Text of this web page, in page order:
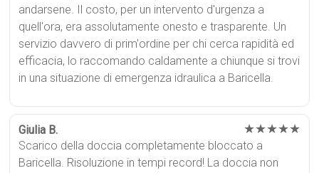
andarsene. Il costo, per un intervento d'urgenza a
quell'ora, era assolutamente onesto e trasparente. Un
servizio davvero di prim'ordine per chi cerca rapidità ed
efficacia, lo raccomando caldamente a chiunque si trovi
in una situazione di emergenza idraulica a Baricella.
Giulia B. ★★★★★
Scarico della doccia completamente bloccato a
Baricella. Risoluzione in tempi record! La doccia non